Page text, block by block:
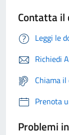
Contatta il
Leggi le
Richiedi
Chiama
Prenota
Problemi